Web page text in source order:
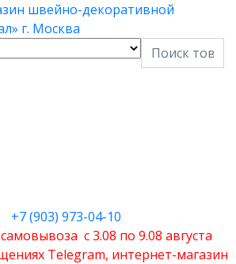
+7 (903) 973-04-10
с 3.08 по 9.08 августа
Telegram, интернет-магазин